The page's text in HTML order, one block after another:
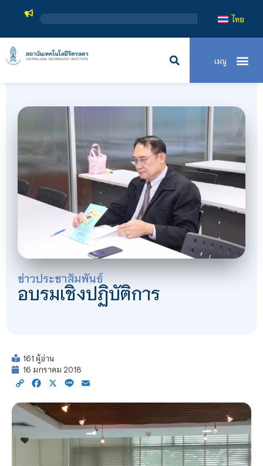
สถาบันเทคโนโลยีจิ
ไทย
ข่าวประชาสัมพันธ์
อบรมเชิงปฏิบัติการ
161 ผู้อ่าน
16 มกราคม 2018
Copy Facebook
X Line